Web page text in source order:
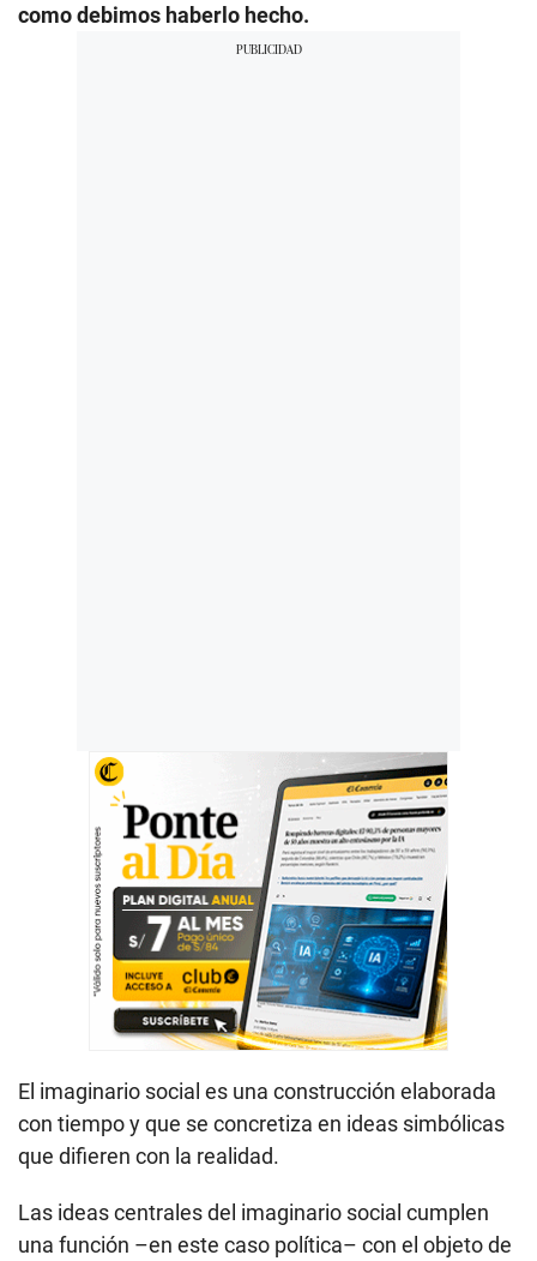
como debimos haberlo hecho.
El imaginario social es una construcción elaborada
con tiempo y que se concretiza en ideas simbólicas
que difieren con la realidad.
Las ideas centrales del imaginario social cumplen
una función –en este caso política– con el objeto de